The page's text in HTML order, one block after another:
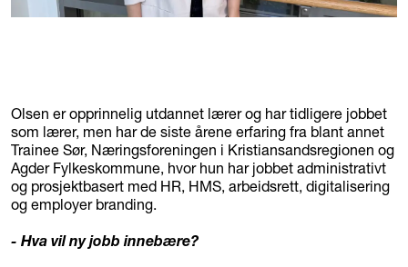
Olsen er opprinnelig utdannet lærer og har tidligere jobbet
som lærer, men har de siste årene erfaring fra blant annet
Trainee Sør, Næringsforeningen i Kristiansandsregionen og
Agder Fylkeskommune, hvor hun har jobbet administrativt
og prosjektbasert med HR, HMS, arbeidsrett, digitalisering
og employer branding.
- Hva vil ny jobb innebære?